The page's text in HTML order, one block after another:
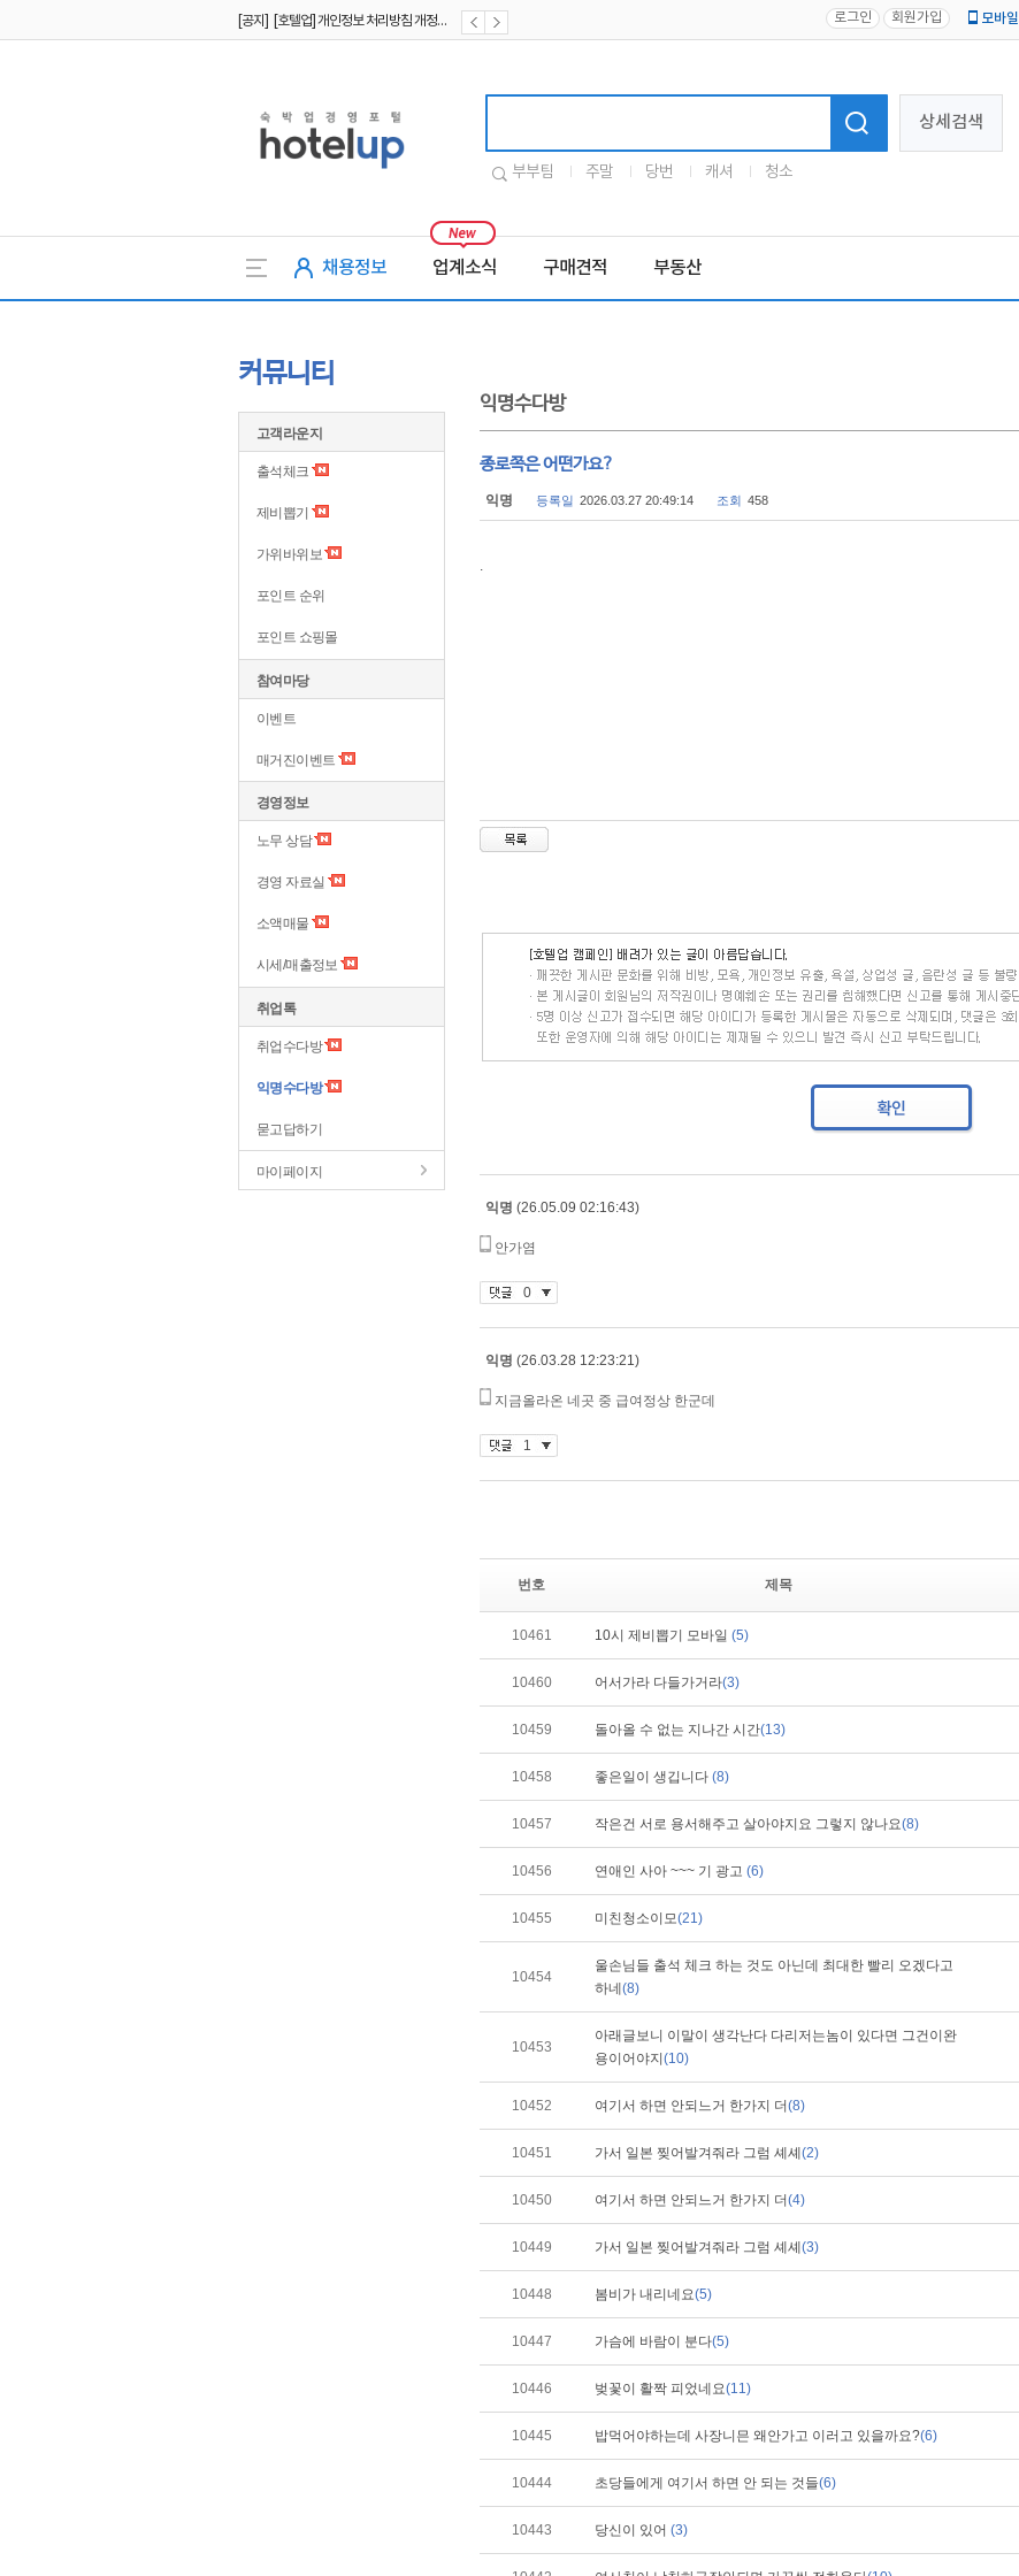
[공지] [호텔업] 개인정보 처리방침 개정본1 (19.09.02) 로그인 회원가입 모바일
상세검색
부부팀 주말 당번 캐셔 청소
채용정보 업계소식 구매견적 부동산
커뮤니티
고객라운지
출석체크
제비뽑기
가위바위보
포인트 순위
포인트 쇼핑몰
참여마당
이벤트
매거진이벤트
경영정보
노무 상담
경영 자료실
소액매물
시세/매출정보
취업톡
취업수다방
익명수다방
묻고답하기
마이페이지
익명수다방
종로쪽은 어떤가요?
익명 등록일 2026.03.27 20:49:14 조회 458
.
번호 제목
10461 10시 제비뽑기 모바일 (5)
10460 어서가라 다들가거라(3)
10459 돌아올 수 없는 지나간 시간(13)
10458 좋은일이 생깁니다 (8)
10457 작은건 서로 용서해주고 살아야지요 그렇지 않나요(8)
10456 연애인 사아 ~~~ 기 광고 (6)
10455 미친청소이모(21)
10454
울손님들 출석 체크 하는 것도 아닌데 최대한 빨리 오겠다고
하네 (8)
10453
아래글보니 이말이 생각난다 다리저는놈이 있다면 그건이완
용이어야지 (10)
10452 여기서 하면 안되느거 한가지 더(8)
10451 가서 일본 찢어발겨줘라 그럼 셰셰 (2)
10450 여기서 하면 안되느거 한가지 더(4)
10449 가서 일본 찢어발겨줘라 그럼 셰셰 (3)
10448 봄비가 내리네요(5)
10447 가슴에 바람이 분다(5)
10446 벚꽃이 활짝 피었네요(11)
10445 밥먹어야하는데 사장니믄 왜안가고 이러고 있을까요?(6)
10444 초당들에게 여기서 하면 안 되는 것들(6)
10443 당신이 있어 (3)